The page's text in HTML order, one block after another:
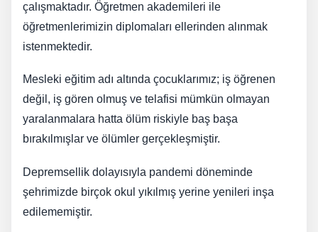
çalışmaktadır. Öğretmen akademileri ile
öğretmenlerimizin diplomaları ellerinden alınmak
istenmektedir.
Mesleki eğitim adı altında çocuklarımız; iş öğrenen
değil, iş gören olmuş ve telafisi mümkün olmayan
yaralanmalara hatta ölüm riskiyle baş başa
bırakılmışlar ve ölümler gerçekleşmiştir.
Depremsellik dolayısıyla pandemi döneminde
şehrimizde birçok okul yıkılmış yerine yenileri inşa
edilememiştir.